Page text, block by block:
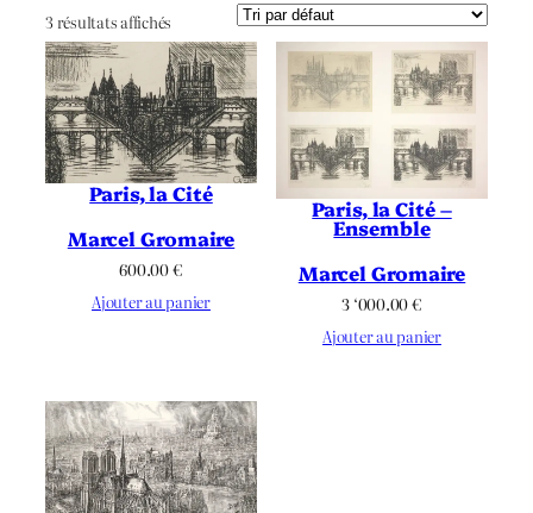
3 résultats affichés
Paris, la Cité
Marcel Gromaire
600.00€
Ajouter au panier
Paris, la Cité –
Ensemble
Marcel Gromaire
3 ‘000.00€
Ajouter au panier